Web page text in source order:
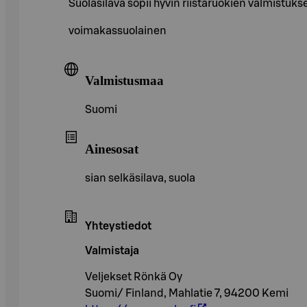
Suolasilava sopii hyvin riistaruokien
voimakassuolainen
Valmistusmaa
Suomi
Ainesosat
sian selkäsilava, suola
Yhteystiedot
Valmistaja
Veljekset Rönkä Oy
Suomi/ Finland, Mahlatie 7, 94200 Kemi